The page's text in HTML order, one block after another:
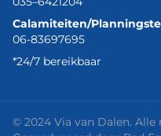
Calamiteiten/
06-83697695
*24/7 bereikbaar
© 2024 Via van Dalen.